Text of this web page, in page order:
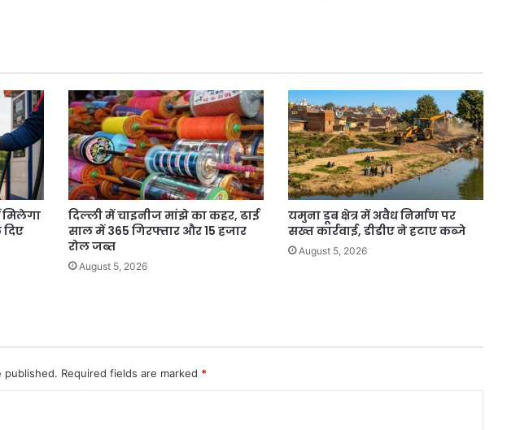
का
Copyright
आपके
पास
है?”
मिलेगा
दिए
दिल्ली में चाइनीज मांझे का कहर, ढाई
साल में 365 गिरफ्तार और 15 हजार
रोल जब्त
August 5, 2026
यमुना डूब क्षेत्र में अवैध निर्माण पर
सख्त कार्रवाई, डीडीए ने हटाए कब्जे
August 5, 2026
published. Required fields are marked *